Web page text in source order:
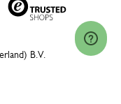
B.V.